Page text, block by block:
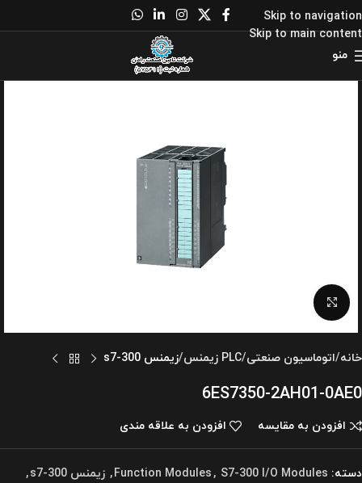
Skip to navigation
Skip to main content
منو
برای بزرگنمایی کلیک کنید
خانه اتوماسیون صنعتی PLC زیمنس زیمنس s7-300
6ES7350-2AH01-0AE0
افزودن به مقایسه افزودن به علاقه مندی
دسته: Function Modules, S7-300 I/O Modules
, زیمنس s7-300
,